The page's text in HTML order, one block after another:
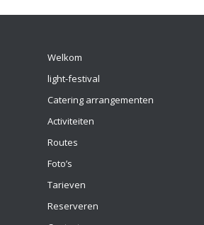
Welkom
light-festival
Catering arrangementen
Activiteiten
Routes
Foto’s
Tarieven
Reserveren